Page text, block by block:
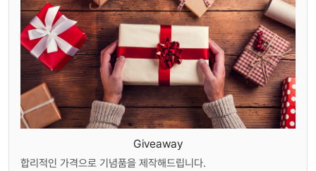
Giveaway
합리적인 가격으로 기념품을 제작해드립니다.